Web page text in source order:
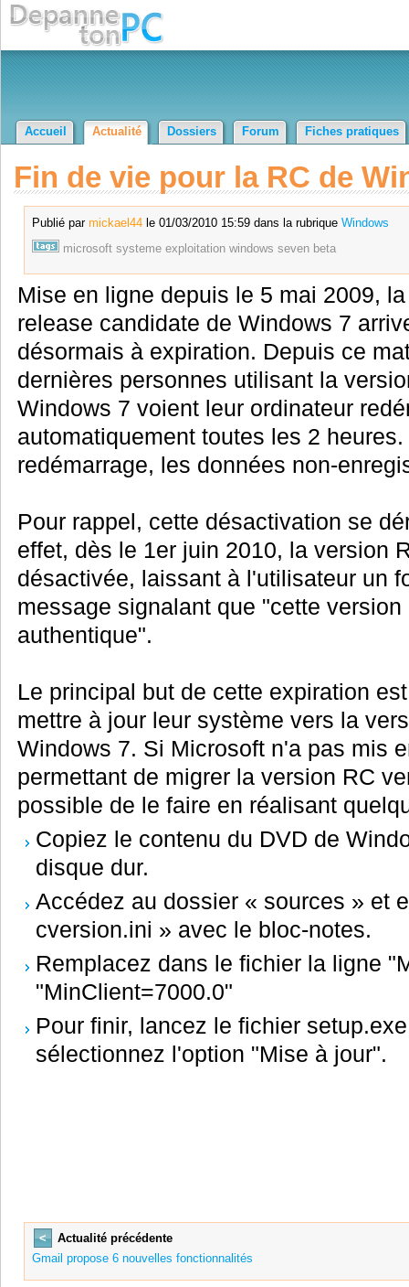
Accueil Actualité Dossiers Forum Fiches pratiques
Fin de vie pour la RC de
Publié par mickael44le 01/03/2010 15:59 dans la rubrique Windows
microsoft systeme exploitation windows seven beta
Mise en ligne depuis le 5 mai 2009,
release candidate de Windows 7
désormais à expiration. Depuis ce
dernières personnes utilisant la
Windows 7 voient leur ordinateur
automatiquement toutes les 2
redémarrage, les données non-
Pour rappel, cette désactivation se
effet, dès le 1er juin 2010, la version
désactivée, laissant à l'utilisateur un
message signalant que "cette
authentique".
Le principal but de cette expiration
mettre à jour leur système vers la
Windows 7. Si Microsoft n'a pas mis
permettant de migrer la version RC
possible de le faire en réalisant
Copiez le contenu du DVD de
disque dur.
Accédez au dossier « sources » et
cversion.ini » avec le bloc-notes.
Remplacez dans le fichier la ligne
"MinClient=7000.0"
Pour finir, lancez le fichier
sélectionnez l'option "Mise à jour".
<
Actualité précédente
Gmail propose 6 nouvelles fonctionnalités